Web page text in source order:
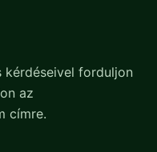
kérdéseivel forduljon
az
címre.